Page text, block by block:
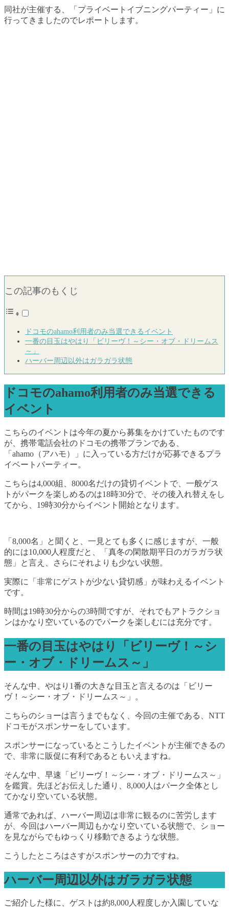
同社が主催する、「プライベートイブニングパーティー」に
行ってきましたのでレポートします。
この記事のもくじ
ドコモのahamo利用者のみ当選できるイベント
一番の目玉はやはり「ビリーヴ！～シー・オブ・ドリームス
～」
ハーバー周辺以外はガラガラ状態
ドコモのahamo利用者のみ当選できる
イベント
こちらのイベントは今年の夏から募集をかけていたものです
が、携帯電話会社のドコモの携帯プランである、
「ahamo（アハモ）」に入っている方だけが応募できるプラ
イベートパーティー。
こちらは4,000組、8000名だけの貸切イベントで、一般ゲス
トがパークを楽しめるのは18時30分で、その後入れ替えをし
てから、19時30分からイベント開始となります。
「8,000名」と聞くと、一見とても多くに感じますが、一般
的には10,000人程度だと、「真冬の閑散期平日のガラガラ状
態」と言え、さらにそれよりも少ない状態。
実際に「非常にゲストが少ない貸切感」が味わえるイベント
です。
時間は19時30分からの3時間ですが、それでもアトラクショ
ンはかなり空いているのでパークを楽しむには充分です。
一番の目玉はやはり「ビリーヴ！～シ
ー・オブ・ドリームス～」
そんな中、やはり1番の大きな目玉と言えるのは「ビリー
ヴ！～シー・オブ・ドリームス～」。
こちらのショーは言うまでもなく、今回の主催である、NTT
ドコモがスポンサーをしています。
スポンサーになっているとこうしたイベントが主催できるの
で、非常に販促に有利であるともいえますね。
そんな中、早速「ビリーヴ！～シー・オブ・ドリームス～」
を鑑賞。先ほどお伝えした通り、8,000人はパーク全体とし
てかなり空いている状態。
通常であれば、ハーバー周辺は非常に観るのに苦労します
が、今回はハーバー周辺もかなり空いている状態で、ショー
を見ながらでもゆっくり移動できるような状態。
こうしたところはさすがスポンサーの力ですね。
ハーバー周辺以外はガラガラ状態
ご紹介した様に、ゲストは約8,000人程度しか入園していな